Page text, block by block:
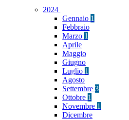
2024
Gennaio 1
Febbraio
Marzo 1
Aprile
Maggio
Giugno
Luglio 1
Agosto
Settembre 3
Ottobre 1
Novembre 1
Dicembre